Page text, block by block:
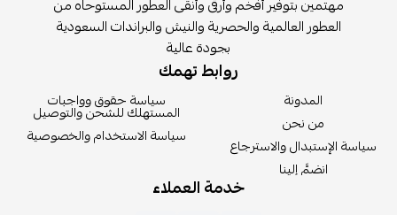
مهتمين بتوفير أفخم وأرقى وأنقى العطور المستوحاه من
العطور العالمية والحصرية والنيش والبراندات السعودية
بجودة عالية
روابط تهمك
المدونة
من نحن
سياسة الإستبدال والاسترجاع
انضمَّ إلينا
سياسة حقوق وواجبات
المستهلك للشحن والتوصيل
سياسة الاستخدام والخصوصية
خدمة العملاء